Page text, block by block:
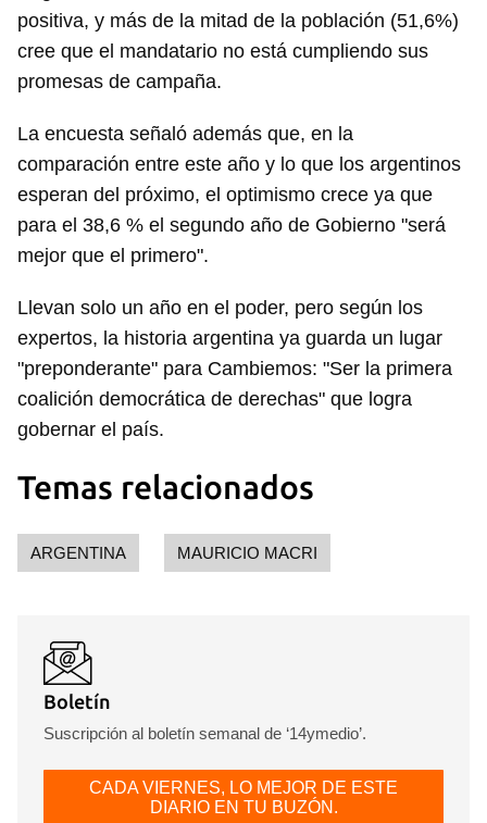
positiva, y más de la mitad de la población (51,6%)
cree que el mandatario no está cumpliendo sus
promesas de campaña.
La encuesta señaló además que, en la
comparación entre este año y lo que los argentinos
esperan del próximo, el optimismo crece ya que
para el 38,6 % el segundo año de Gobierno "será
mejor que el primero".
Llevan solo un año en el poder, pero según los
expertos, la historia argentina ya guarda un lugar
"preponderante" para Cambiemos: "Ser la primera
coalición democrática de derechas" que logra
gobernar el país.
Temas relacionados
ARGENTINA MAURICIO MACRI
Boletín
Suscripción al boletín semanal de ‘14ymedio’.
CADA VIERNES, LO MEJOR DE ESTE
DIARIO EN TU BUZÓN.